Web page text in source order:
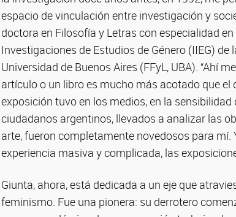
espacio de vinculación entre investigación y
doctora en Filosofía y Letras con especialidad
Investigaciones de Estudios de Género (IIEG)
Universidad de Buenos Aires (FFyL, UBA). “Ahí
artículo o un libro es mucho más acotado que
exposición tuvo en los medios, en la
ciudadanos argentinos, llevados a analizar las
arte, fueron completamente novedosos para
experiencia masiva y complicada, las
Giunta, ahora, está dedicada a un eje que
feminismo. Fue una pionera: su derrotero